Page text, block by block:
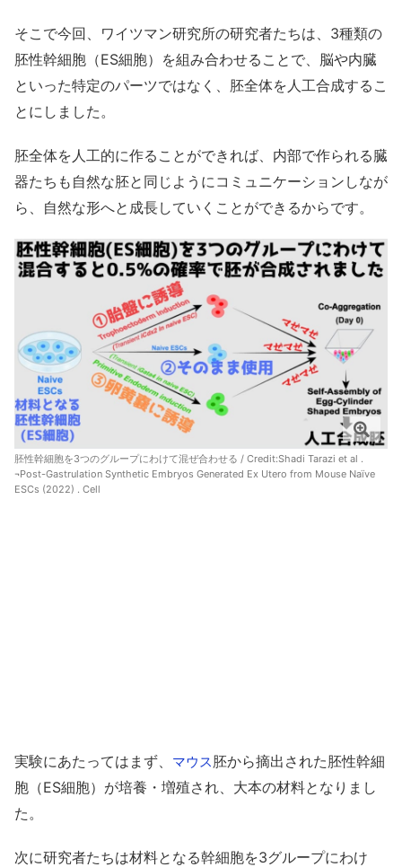
そこで今回、ワイツマン研究所の研究者たちは、3種類の
胚性幹細胞（ES細胞）を組み合わせることで、脳や内臓
といった特定のパーツではなく、胚全体を人工合成するこ
とにしました。
胚全体を人工的に作ることができれば、内部で作られる臓
器たちも自然な胚と同じようにコミュニケーションしなが
ら、自然な形へと成長していくことができるからです。
胚性幹細胞を3つのグループにわけて混ぜ合わせる / Credit:Shadi Tarazi et al .
¬Post-Gastrulation Synthetic Embryos Generated Ex Utero from Mouse Naïve
ESCs (2022) . Cell
実験にあたってはまず、 マウス胚から摘出された胚性幹細
胞（ES細胞）が培養・増殖され、大本の材料となりまし
た。
次に研究者たちは材料となる幹細胞を3グループにわけ